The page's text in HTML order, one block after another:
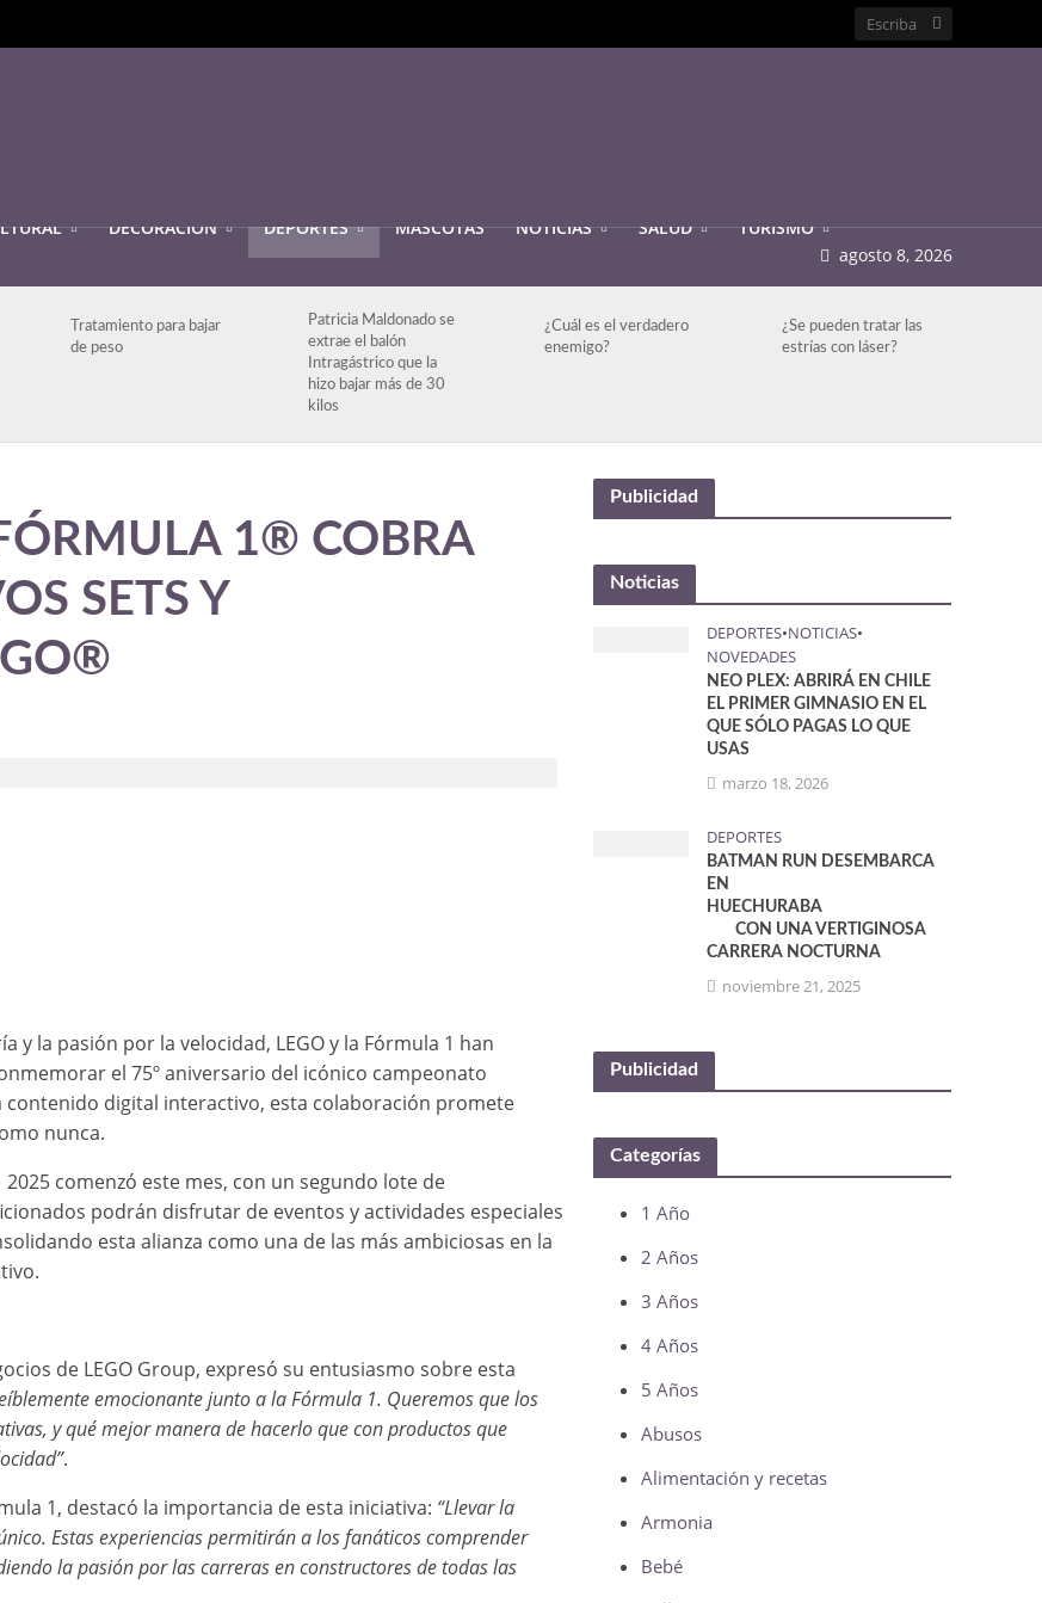
DECORACIÓN DEPORTES MASCOTAS NOTICIAS SALUD TURISMO
agosto 8, 2026
Tratamiento para bajar
de peso
Patricia Maldonado se
extrae el balón
Intragástrico que la
hizo bajar más de 30
kilos
¿Cuál es el verdadero
enemigo?
¿Se pueden tratar las
estrías con láser?
1® COBRA
SETS Y
la pasión por la velocidad, LEGO y la Fórmula 1 han
el 75º aniversario del icónico campeonato
digital interactivo, esta colaboración promete
nunca.
comenzó este mes, con un segundo lote de
podrán disfrutar de eventos y actividades especiales
esta alianza como una de las más ambiciosas en la
de LEGO Group, expresó su entusiasmo sobre esta
emocionante junto a la Fórmula 1. Queremos que los
y qué mejor manera de hacerlo que con productos que
.
1, destacó la importancia de esta iniciativa: “Llevar la
Estas experiencias permitirán a los fanáticos comprender
la pasión por las carreras en constructores de todas las
Publicidad
Noticias
DEPORTES•NOTICIAS•
NOVEDADES
NEO PLEX: ABRIRÁ EN CHILE
EL PRIMER GIMNASIO EN EL
QUE SÓLO PAGAS LO QUE
USAS
marzo 18, 2026
DEPORTES
BATMAN RUN DESEMBARCA
EN
HUECHURABA
CON UNA VERTIGINOSA
CARRERA NOCTURNA
noviembre 21, 2025
Publicidad
Categorías
1 Año
2 Años
3 Años
4 Años
5 Años
Abusos
Alimentación y recetas
Armonia
Bebé